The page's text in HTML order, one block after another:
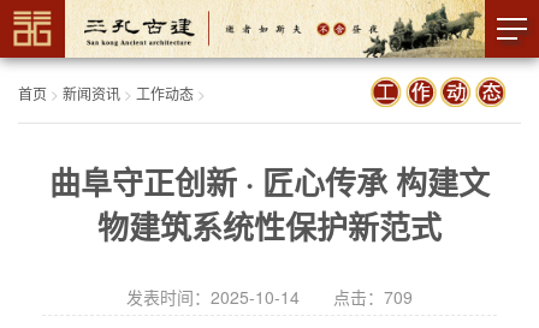
首页 > 新闻资讯 > 工作动态 >
曲阜守正创新 · 匠心传承 构建文
物建筑系统性保护新范式
发表时间：2025-10-14 点击： 709